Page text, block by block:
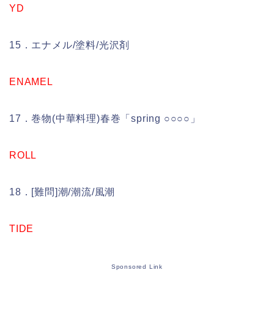
YD
15．エナメル/塗料/光沢剤
ENAMEL
17．巻物(中華料理)春巻「spring ○○○○」
ROLL
18．[難問]潮/潮流/風潮
TIDE
Sponsored Link